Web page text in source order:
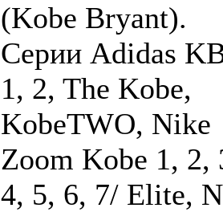
(Kobe Bryant).
Серии Adidas
1, 2, The Kobe,
KobeTWO, Nike
Zoom Kobe 1, 2,
4, 5, 6, 7/ Elite,